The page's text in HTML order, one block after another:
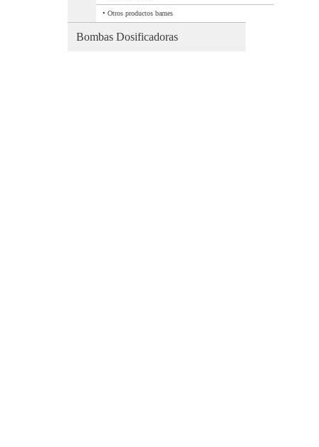
• Otros productos barnes
Bombas Dosificadoras